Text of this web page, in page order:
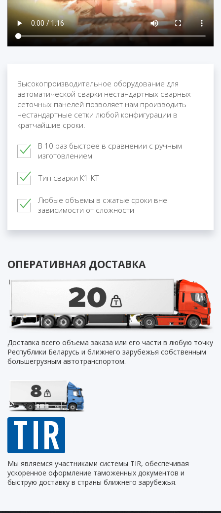
Высокопроизводительное оборудование для
автоматической сварки нестандартных сварных
сеточных панелей позволяет нам производить
нестандартные сетки любой конфигурации в
кратчайшие сроки.
В 10 раз быстрее в сравнении с ручным
изготовлением
Тип сварки К1-КТ
Любые объемы в сжатые сроки вне
зависимости от сложности
ОПЕРАТИВНАЯ ДОСТАВКА
Доставка всего объема заказа или его части в любую точку
Республики Беларусь и ближнего зарубежья собственным
большегрузным автотранспортом.
Мы являемся участниками системы TIR, обеспечивая
ускоренное оформление таможенных документов и
быструю доставку в страны ближнего зарубежья.